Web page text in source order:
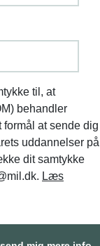
til, at
behandler
at sende dig
uddannelser på
dit samtykke
Læs